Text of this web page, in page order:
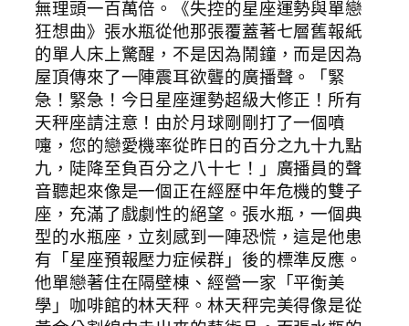
無理頭一百萬倍。《失控的星座運勢與單戀
狂想曲》張水瓶從他那張覆蓋著七層舊報紙
的單人床上驚醒，不是因為鬧鐘，而是因為
屋頂傳來了一陣震耳欲聾的廣播聲。「緊
急！緊急！今日星座運勢超級大修正！所有
天秤座請注意！由於月球剛剛打了一個噴
嚏，您的戀愛機率從昨日的百分之九十九點
九，陡降至負百分之八十七！」廣播員的聲
音聽起來像是一個正在經歷中年危機的雙子
座，充滿了戲劇性的絕望。張水瓶，一個典
型的水瓶座，立刻感到一陣恐慌，這是他患
有「星座預報壓力症候群」後的標準反應。
他單戀著住在隔壁棟、經營一家「平衡美
學」咖啡館的林天秤。林天秤完美得像是從